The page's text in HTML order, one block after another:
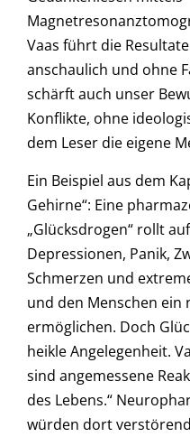
Vaas führt die
anschaulich und ohne
schärft auch unser
Konflikte, ohne
dem Leser die eigene
Ein Beispiel aus dem
Gehirne“: Eine
„Glücksdrogen“ rollt
Depressionen, Panik,
Schmerzen und
und den Menschen ein
ermöglichen. Doch
heikle Angelegenheit.
sind angemessene
des Lebens.“
würden dort